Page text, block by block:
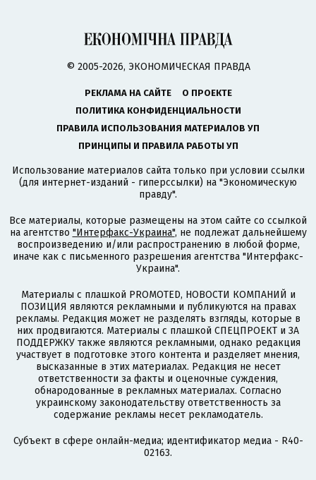
© 2005-2026, ЭКОНОМИЧЕСКАЯ ПРАВДА
РЕКЛАМА НА САЙТЕ
О ПРОЕКТЕ
ПОЛИТИКА КОНФИДЕНЦИАЛЬНОСТИ
ПРАВИЛА ИСПОЛЬЗОВАНИЯ МАТЕРИАЛОВ УП
ПРИНЦИПЫ И ПРАВИЛА РАБОТЫ УП
Использование материалов сайта только при условии ссылки
(для интернет-изданий - гиперссылки) на "Экономическую
правду".
Все материалы, которые размещены на этом сайте со ссылкой
на агентство "Интерфакс-Украина", не подлежат дальнейшему
воспроизведению и/или распространению в любой форме,
иначе как с письменного разрешения агентства "Интерфакс-
Украина".
Материалы с плашкой PROMOTED, НОВОСТИ КОМПАНИЙ и
ПОЗИЦИЯ являются рекламными и публикуются на правах
рекламы. Редакция может не разделять взгляды, которые в
них продвигаются. Материалы с плашкой СПЕЦПРОЕКТ и ЗА
ПОДДЕРЖКУ также являются рекламными, однако редакция
участвует в подготовке этого контента и разделяет мнения,
высказанные в этих материалах. Редакция не несет
ответственности за факты и оценочные суждения,
обнародованные в рекламных материалах. Согласно
украинскому законодательству ответственность за
содержание рекламы несет рекламодатель.
Субъект в сфере онлайн-медиа; идентификатор медиа - R40-
02163.